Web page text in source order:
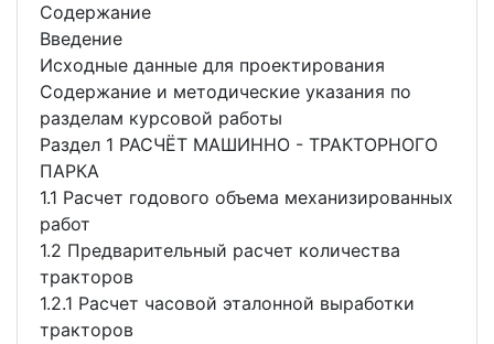
Содержание
Введение
Исходные данные для проектирования
Содержание и методические указания по
разделам курсовой работы
Раздел 1 РАСЧЁТ МАШИННО - ТРАКТОРНОГО
ПАРКА
1.1 Расчет годового объема механизированных
работ
1.2 Предварительный расчет количества
тракторов
1.2.1 Расчет часовой эталонной выработки
тракторов